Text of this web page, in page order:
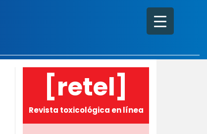
[retel]
Revista toxicológica en línea